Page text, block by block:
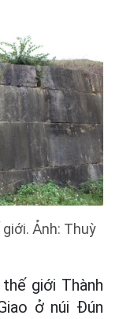
Ảnh: Thuỳ
giới Thành
ở núi Đún